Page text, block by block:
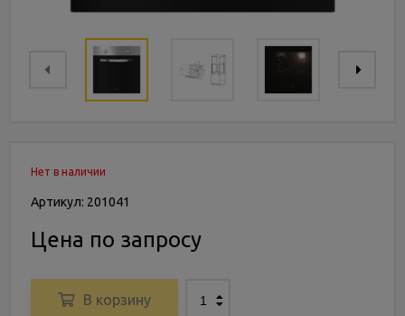
Нет в наличии
Артикул: 201041
Цена по запросу
В корзину